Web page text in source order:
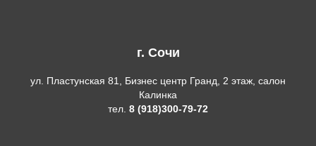
г. Сочи
ул. Пластунская 81, Бизнес центр Гранд, 2 этаж, салон
Калинка
тел. 8 (918)300-79-72